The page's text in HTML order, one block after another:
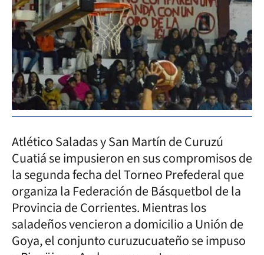
Atlético Saladas y San Martín de Curuzú
Cuatiá se impusieron en sus compromisos de
la segunda fecha del Torneo Prefederal que
organiza la Federación de Básquetbol de la
Provincia de Corrientes. Mientras los
saladeños vencieron a domicilio a Unión de
Goya, el conjunto curuzucuateño se impuso